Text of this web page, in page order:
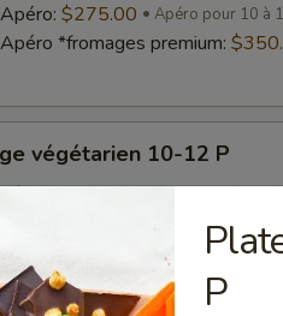
$275.00 Apéro pour 10 à
*fromages premium:
végétarien 10-12 P
légumes et houmous, olives, fruits
*Plateau dans une boîte 12x18
sortir le plateau de la boîte.
Apéro pour 10 à 12 personnes
P